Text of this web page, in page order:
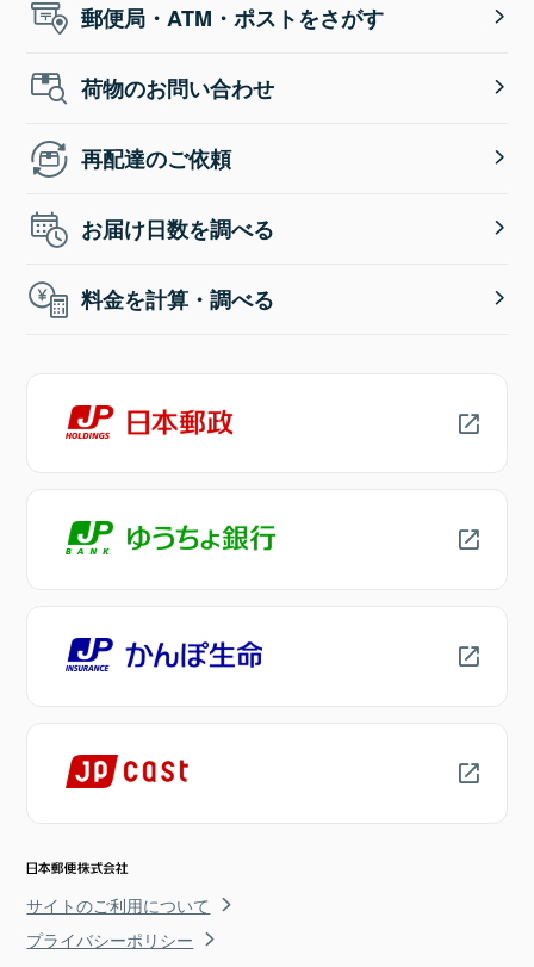
郵便局・ATM・ポストをさがす
荷物のお問い合わせ
再配達のご依頼
お届け日数を調べる
料金を計算・調べる
サイトのご利用について
プライバシーポリシー